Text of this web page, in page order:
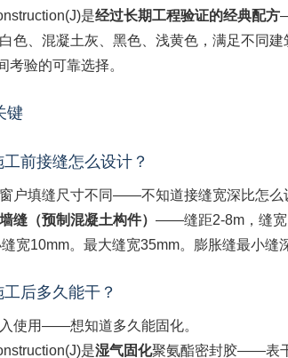
是经过长期工程验证的经典配方
色、混凝土灰、黑色、浅黄色，满足不同
考验的可靠选择。
键
前接缝怎么设计？
窗户填缝尺寸不同——不知道接缝宽深比怎么
缝（预制混凝土构件）——缝距2-8m，缝宽
宽10mm。最大缝宽35mm。膨胀缝最小
后多久能干？
入使用——想知道多久能固化。
是湿气固化聚氨酯密封胶——表